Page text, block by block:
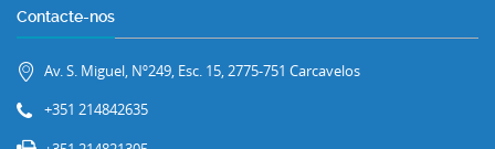
Contacte-nos
Av. S. Miguel, Nº249, Esc. 15, 2775-751 Carcavelos
+351 214842635